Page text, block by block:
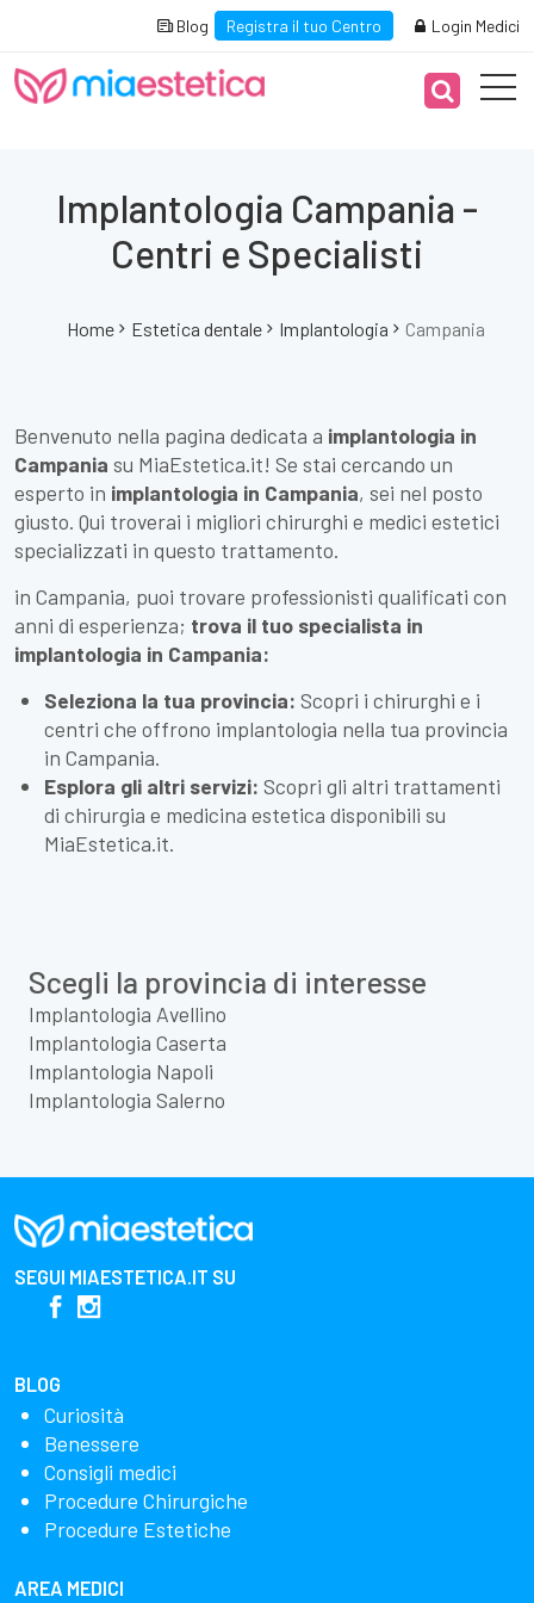
Blog Registra il tuo Centro Login Medici
Implantologia Campania -
Centri e Specialisti
Home Estetica dentale Implantologia Campania
Benvenuto nella pagina dedicata a implantologia in
Campania su MiaEstetica.it! Se stai cercando un
esperto in implantologia in Campania, sei nel posto
giusto. Qui troverai i migliori chirurghi e medici estetici
specializzati in questo trattamento.
in Campania, puoi trovare professionisti qualificati con
anni di esperienza; trova il tuo specialista in
implantologia in Campania:
Seleziona la tua provincia: Scopri i chirurghi e i
centri che offrono implantologia nella tua provincia
in Campania.
Esplora gli altri servizi: Scopri gli altri trattamenti
di chirurgia e medicina estetica disponibili su
MiaEstetica.it.
Scegli la provincia di interesse
Implantologia Avellino
Implantologia Caserta
Implantologia Napoli
Implantologia Salerno
SEGUI MIAESTETICA.IT SU
BLOG
Curiosità
Benessere
Consigli medici
Procedure Chirurgiche
Procedure Estetiche
AREA MEDICI